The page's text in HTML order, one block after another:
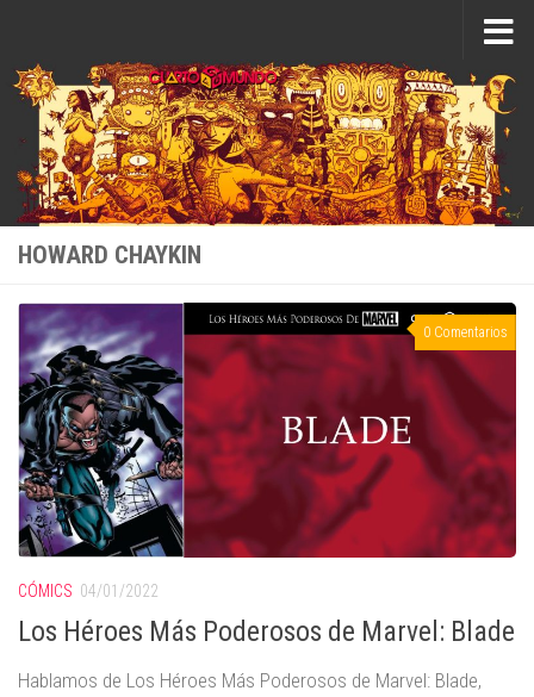
HOWARD CHAYKIN
0 Comentarios
CÓMICS 04/01/2022
Los Héroes Más Poderosos de Marvel: Blade
Hablamos de Los Héroes Más Poderosos de Marvel: Blade,